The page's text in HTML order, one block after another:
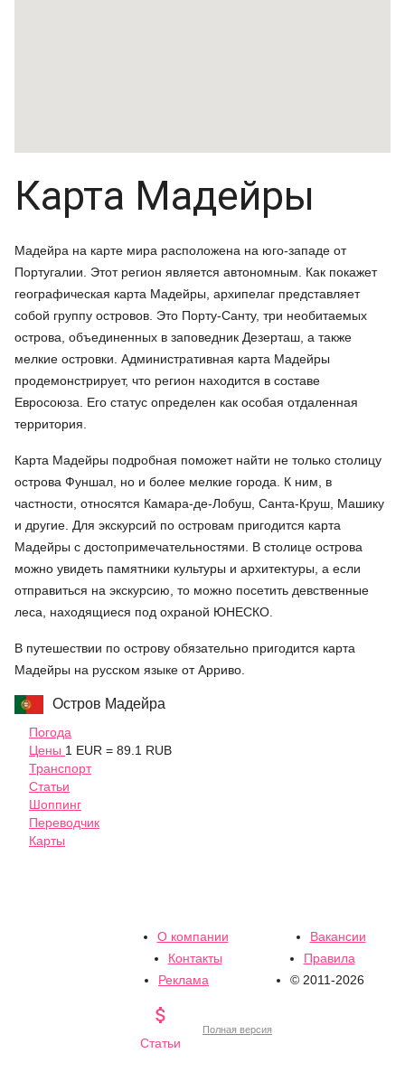
Карта Мадейры
Мадейра на карте мира расположена на юго-западе от
Португалии. Этот регион является автономным. Как покажет
географическая карта Мадейры, архипелаг представляет
собой группу островов. Это Порту-Санту, три необитаемых
острова, объединенных в заповедник Дезерташ, а также
мелкие островки. Административная карта Мадейры
продемонстрирует, что регион находится в составе
Евросоюза. Его статус определен как особая отдаленная
территория.
Карта Мадейры подробная поможет найти не только столицу
острова Фуншал, но и более мелкие города. К ним, в
частности, относятся Камара-де-Лобуш, Санта-Круш, Машику
и другие. Для экскурсий по островам пригодится карта
Мадейры с достопримечательностями. В столице острова
можно увидеть памятники культуры и архитектуры, а если
отправиться на экскурсию, то можно посетить девственные
леса, находящиеся под охраной ЮНЕСКО.
В путешествии по острову обязательно пригодится карта
Мадейры на русском языке от Арриво.
Остров Мадейра
Погода
Цены 1 EUR = 89.1 RUB
Транспорт
Статьи
Шоппинг
Переводчик
Карты
О компании
Вакансии
Контакты
Правила
Реклама
© 2011-2026

Статьи
Полная версия